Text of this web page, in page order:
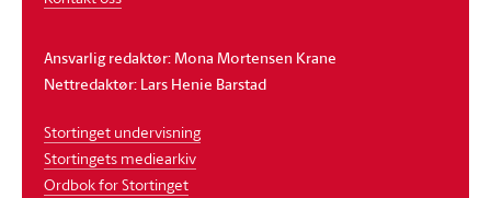
Ansvarlig redaktør: Mona Mortensen Krane
Nettredaktør: Lars Henie Barstad
Stortinget undervisning
Stortingets mediearkiv
Ordbok for Stortinget